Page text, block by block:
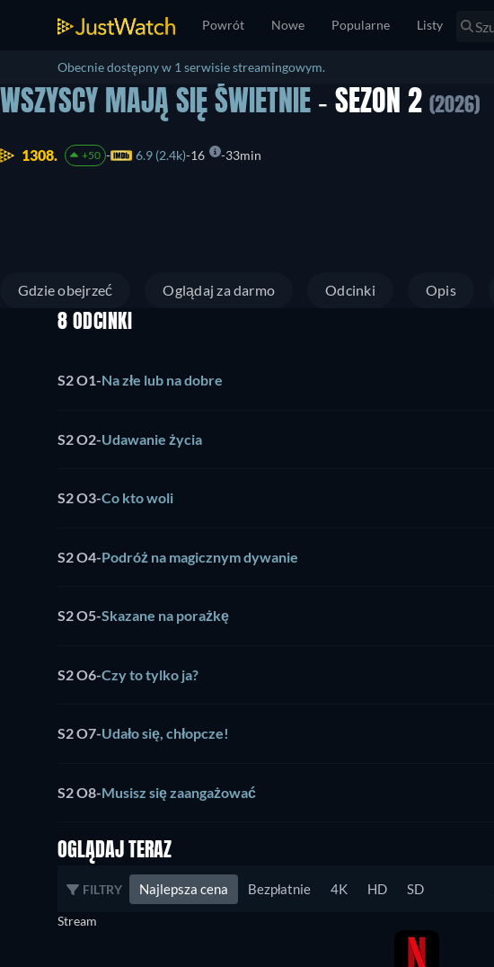
Powrót Nowe Popularne Listy
Obecnie dostępny w 1 serwisie streamingowym.
WSZYSCY MAJĄ SIĘ ŚWIETNIE - SEZON 2 (2026)
1308. +50 6.9 (2.4k) 16 33min
Gdzie obejrzeć Oglądaj za darmo Odcinki Opis
8 ODCINKI
S2 O1-Na złe lub na dobre
S2 O2-Udawanie życia
S2 O3-Co kto woli
S2 O4-Podróż na magicznym dywanie
S2 O5-Skazane na porażkę
S2 O6-Czy to tylko ja?
S2 O7-Udało się, chłopcze!
S2 O8-Musisz się zaangażować
OGLĄDAJ TERAZ
FILTRY Najlepsza cena Bezpłatnie 4K HD SD
Stream